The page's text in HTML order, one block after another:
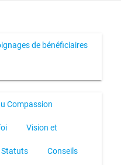
de bénéficiaires
Compassion
Vision et
Statuts Conseils